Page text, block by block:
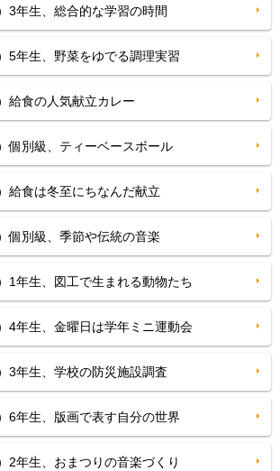
3年生、総合的な学習の時間
5年生、野菜をゆでる調理実習
給食の人気献立カレー
個別級、ティーベースボール
給食は冬至にちなんだ献立
個別級、季節や伝統の音楽
1年生、図工で生まれる動物たち
4年生、金曜日は学年ミニ運動会
3年生、学校の防災施設調査
6年生、版画で表す自分の世界
2年生、おまつりの音楽づくり